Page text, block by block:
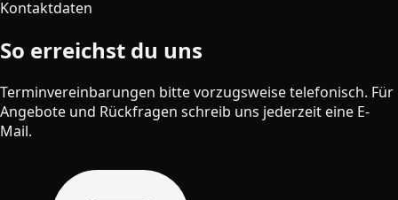
Kontaktdaten
So erreichst du uns
Terminvereinbarungen bitte vorzugsweise telefonisch. Für
Angebote und Rückfragen schreib uns jederzeit eine E-
Mail.